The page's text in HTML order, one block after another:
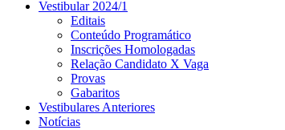
Vestibular 2024/1
Editais
Conteúdo Programático
Inscrições Homologadas
Relação Candidato X Vaga
Provas
Gabaritos
Vestibulares Anteriores
Notícias